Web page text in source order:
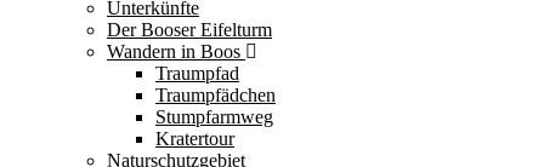
Unterkünfte
Der Booser Eifelturm
Wandern in Boos
Traumpfad
Traumpfädchen
Stumpfarmweg
Kratertour
Naturschutzgebiet